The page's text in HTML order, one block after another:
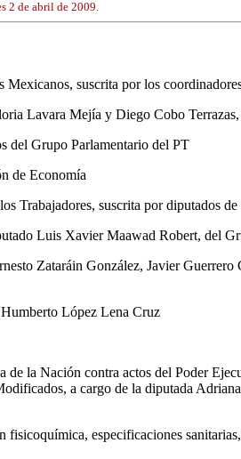
2 de abril de 2009.
suscrita por los
Lavara Mejía y Diego Cobo
del Grupo Parlamentario del PT
de Economía
Trabajadores, suscrita por diputados
Luis Xavier Maawad Robert, del
Zataráin González, Javier
López Lena Cruz
de la Nación contra actos del Poder
a cargo de la diputada
especificaciones